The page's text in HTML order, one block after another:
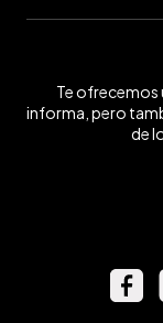
Te ofrecemos
informa, pero
de